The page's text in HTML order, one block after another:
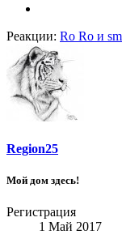
Реакции: Ro Ro и
Region25
Мой дом здесь!
Регистрация
1 Май 2017